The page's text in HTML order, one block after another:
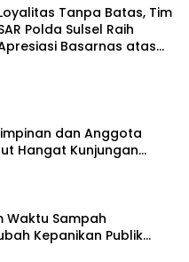
Tanpa Batas, Tim
Polda Sulsel Raih
Basarnas atas
dan Anggota
Hangat Kunjungan
Wajo yang Baru
Waktu Sampah
Kepanikan Publik
RT